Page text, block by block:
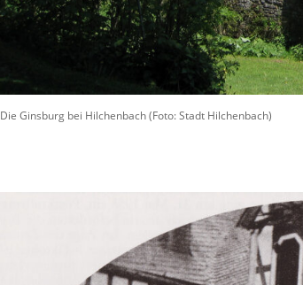
Die Ginsburg bei Hilchenbach (Foto: Stadt Hilchenbach)